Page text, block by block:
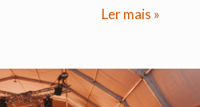
Ler mais »